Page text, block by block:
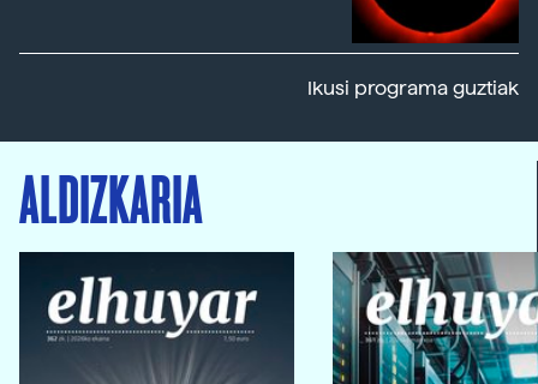
Ikusi programa guztiak
ALDIZKARIA